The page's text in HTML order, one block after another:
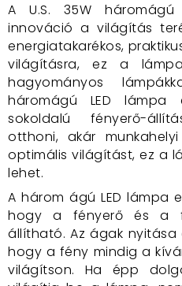
A U.S. 35W
innováció a világítás
energiatakarékos,
világításra, ez a
hagyományos
háromágú LED lámpa
sokoldalú fényerő-
otthoni, akár
optimális világítást, ez a
lehet.
A három ágú LED lámpa
hogy a fényerő és a
állítható. Az ágak nyitása
hogy a fény mindig a
világítson. Ha épp